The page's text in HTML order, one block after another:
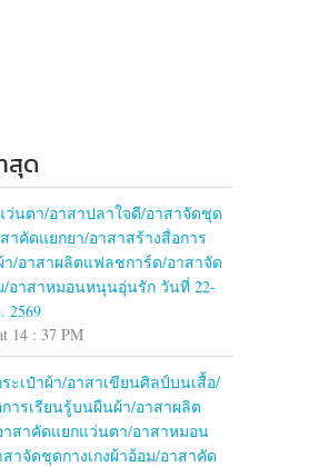
สุด
ว่นตา/อาสาปลาใจดี/อาสาจัดชุด
าคัดแยกยา/อาสาสร้างสื่อการ
า/อาสาผลิตแฟลชการ์ด/อาสาจัด
/อาสาหมอนหนุนอุ่นรัก วันที่ 22-
2569
14 : 37 PM
ะเป๋าผ้า/อาสาเขียนศิลป์บนเสื้อ/
ารเรียนรู้บนผืนผ้า/อาสาผลิต
สาคัดแยกแว่นตา/อาสาหมอน
าจัดชุดกางเกงผ้าอ้อม/อาสาคัด